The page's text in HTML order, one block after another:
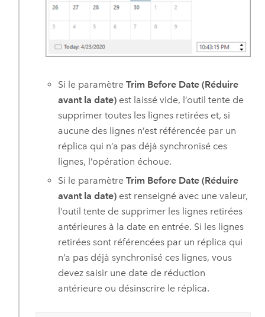
Si le paramètreTrim Before Date (Réduire
avant la date) est laissé vide, l’outil tente de
supprimer toutes les lignes retirées et, si
aucune des lignes n’est référencée par un
réplica qui n’a pas déjà synchronisé ces
lignes, l’opération échoue.
Si le paramètreTrim Before Date (Réduire
avant la date) est renseigné avec une valeur,
l’outil tente de supprimer les lignes retirées
antérieures à la date en entrée. Si les lignes
retirées sont référencées par un réplica qui
n’a pas déjà synchronisé ces lignes, vous
devez saisir une date de réduction
antérieure ou désinscrire le réplica.